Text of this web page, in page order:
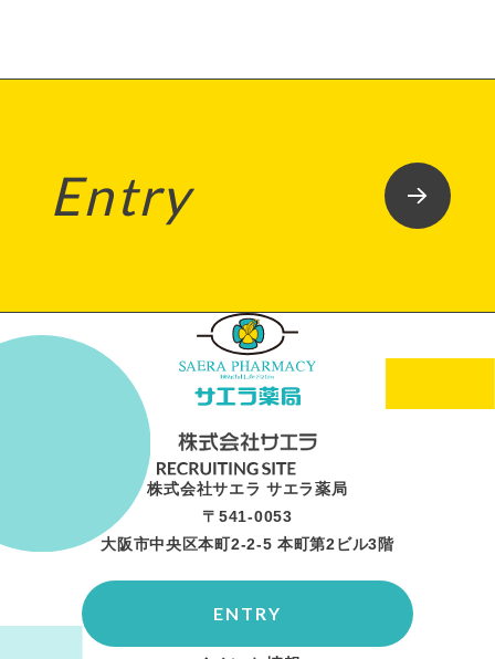
Entry
株式会社サエラ サエラ薬局
〒541-0053
大阪市中央区本町2-2-5 本町第2ビル3階
ENTRY